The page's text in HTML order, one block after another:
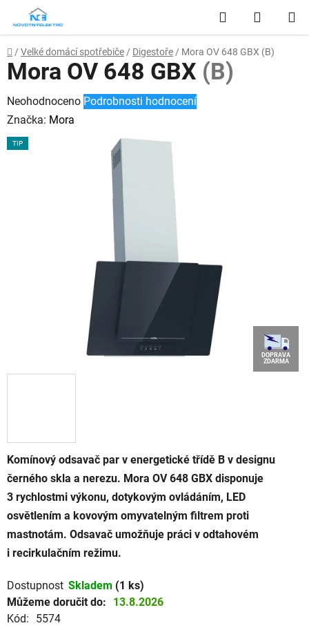
obsah
Hledat
KOŠÍK
Domů
/ Velké domácí spotřebiče / Digestoře / Mora OV 648 GBX (B)
Komínový odsavač par v energetické třídě B v designu
černého skla a nerezu. Mora OV 648 GBX disponuje
3 rychlostmi výkonu, dotykovým ovládáním, LED
osvětlením a kovovým omyvatelným filtrem proti
mastnotám. Odsavač umožňuje práci v odtahovém
i recirkulačním režimu.
Dostupnost Skladem (1 ks)
Můžeme doručit do:
13.8.2026
Kód:
5574
Mora OV 648 GBX (B)
Průměrné
hodnocení
produktu
Neohodnoceno Podrobnosti hodnocení
Značka: Mora
TIP
DOPRAVA
ZDARMA